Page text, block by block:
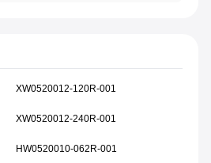
XW0520012-120R-001
XW0520012-240R-001
HW0520010-062R-001